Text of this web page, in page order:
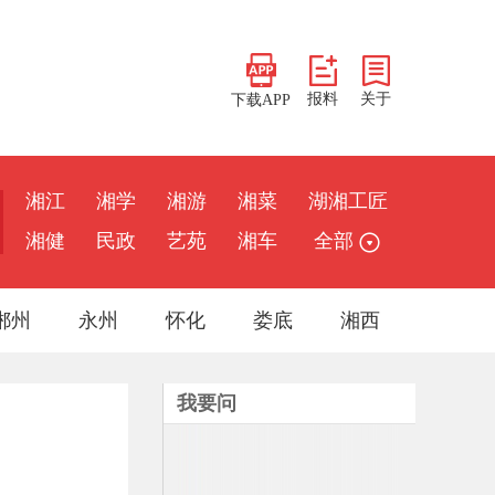
下载APP 报料 关于
湘江 湘学 湘游 湘菜
湖湘工匠
湘健
民政 艺苑 湘车 全部
州 永州 怀化 娄底 湘西
我要问